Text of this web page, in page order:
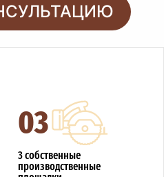
03
3 собственные
производственные